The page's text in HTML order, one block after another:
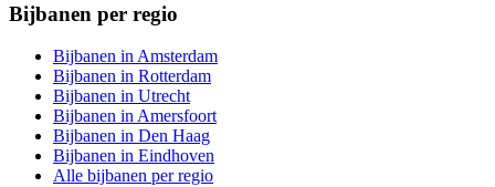
Bijbanen per regio
Bijbanen in Amsterdam
Bijbanen in Rotterdam
Bijbanen in Utrecht
Bijbanen in Amersfoort
Bijbanen in Den Haag
Bijbanen in Eindhoven
Alle bijbanen per regio